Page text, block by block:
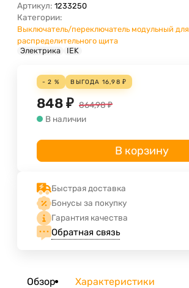
Артикул: 1233250
Категории:
Выключатель/переключатель модульный для
распределительного щита
Электрика
IEK
- 2 % ВЫГОДА 16,98 ₽
848 ₽ 864,98₽
В наличии
В корзину
Быстрая доставка
Бонусы за покупку
Гарантия качества
Обратная связь
Обзор Характеристики